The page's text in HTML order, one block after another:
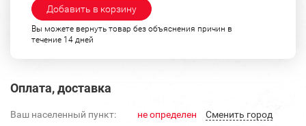
Добавить в корзину
Вы можете вернуть товар без объяснения причин в
течение 14 дней
Оплата, доставка
Ваш населенный пункт: не определен Cменить город